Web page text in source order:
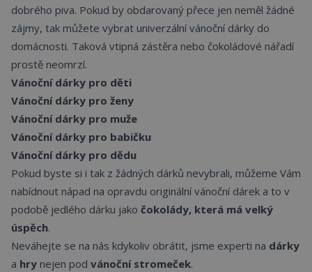
dobrého piva. Pokud by obdarovaný přece jen neměl žádné
zájmy, tak můžete vybrat univerzální vánoční dárky do
domácnosti. Taková vtipná zástěra nebo čokoládové nářadí
prostě neomrzí.
Vánoční dárky pro děti
Vánoční dárky pro ženy
Vánoční dárky pro muže
Vánoční dárky pro babičku
Vánoční dárky pro dědu
Pokud byste si i tak z žádných dárků nevybrali, můžeme Vám
nabídnout nápad na opravdu originální vánoční dárek a to v
podobě jedlého dárku jako čokolády, která má velký
úspěch.
Neváhejte se na nás kdykoliv obrátit, jsme experti na dárky
a hry nejen pod vánoční stromeček.